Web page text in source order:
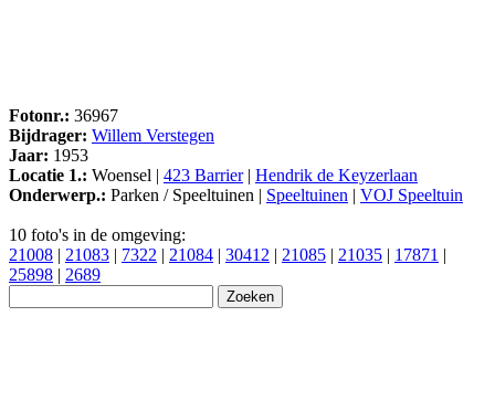
Fotonr.: 36967
Bijdrager: Willem Verstegen
Jaar: 1953
Locatie 1.: Woensel | 423 Barrier| Hendrik de Keyzerlaan
Onderwerp.: Parken / Speeltuinen | Speeltuinen | VOJ Speeltuin
10 foto's in de omgeving:
21008 | 21083 | 7322 | 21084 | 30412 | 21085 | 21035 | 17871 |
25898 | 2689